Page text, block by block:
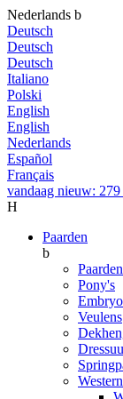
Nederlands b
Deutsch
Deutsch
Deutsch
Italiano
Polski
English
English
Nederlands
Español
Français
vandaag nieuw: 279
H
Paarden
b
Pony's
Veulens